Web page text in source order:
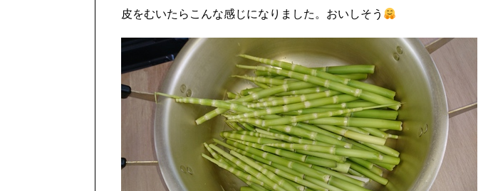
皮をむいたらこんな感じになりました。おいしそう